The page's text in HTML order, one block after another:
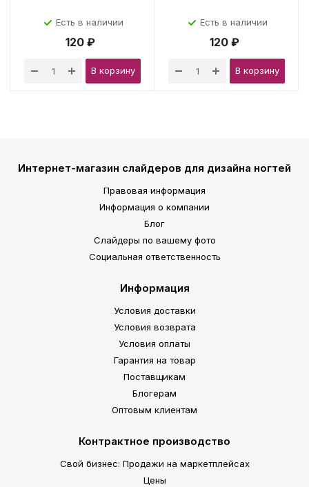
Есть в наличии
120 ₽
В корзину
Есть в наличии
120 ₽
В корзину
Интернет-магазин слайдеров для дизайна ногтей
Правовая информация
Информация о компании
Блог
Слайдеры по вашему фото
Социальная ответственность
Информация
Условия доставки
Условия возврата
Условия оплаты
Гарантия на товар
Поставщикам
Блогерам
Оптовым клиентам
Контрактное производство
Свой бизнес: Продажи на маркетплейсах
Цены